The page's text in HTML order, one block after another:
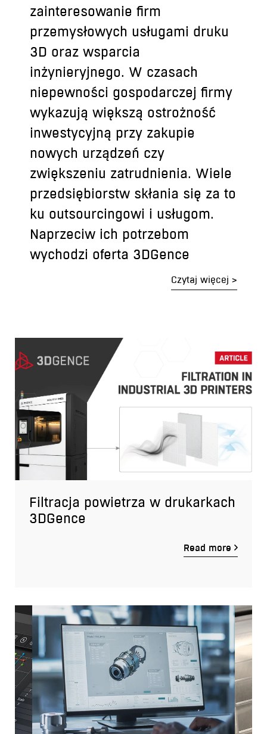
zainteresowanie firm
przemysłowych usługami druku
3D oraz wsparcia
inżynieryjnego. W czasach
niepewności gospodarczej firmy
wykazują większą ostrożność
inwestycyjną przy zakupie
nowych urządzeń czy
zwiększeniu zatrudnienia. Wiele
przedsiębiorstw skłania się za to
ku outsourcingowi i usługom.
Naprzeciw ich potrzebom
wychodzi oferta 3DGence
Czytaj więcej >
Filtracja powietrza w drukarkach
3DGence
Read more